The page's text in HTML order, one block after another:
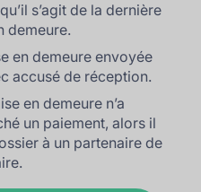
s’agit de la dernière
demeure.
en demeure envoyée
accusé de réception.
en demeure n’a
un paiement, alors il
à un partenaire de